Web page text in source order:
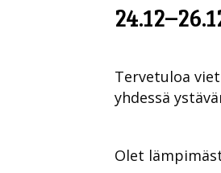
Tervetuloa
yhdessä
Olet